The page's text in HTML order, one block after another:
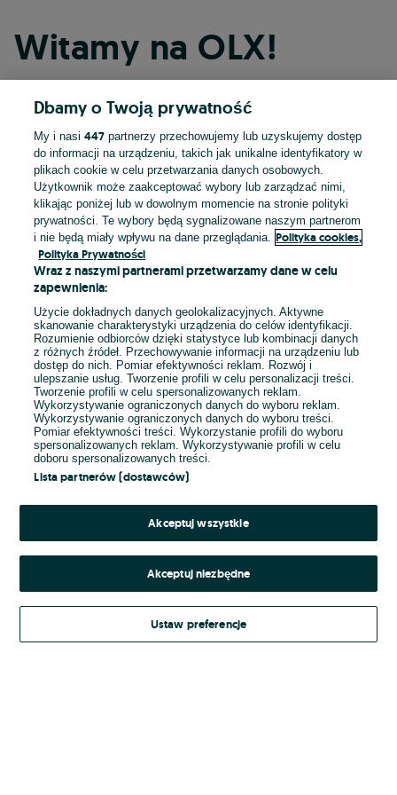
Witamy na OLX!
Kontynuuj przez Facebooka
Kontynuuj przez konto Apple
Kontynuuj przez konto Google
LUB
E-mail
Hasło
Kontynuując za pośrednictwem jednego z dostawców wskazanych powyżej,
Regulamin serwisu OLX.pl w jego aktualnym brzmieniu.
Dbamy o Twoją prywatność
My i nasi447 partnerzy przechowujemy lub uzyskujemy dostęp
do informacji na urządzeniu, takich jak unikalne identyfikatory w
plikach cookie w celu przetwarzania danych osobowych.
Użytkownik może zaakceptować wybory lub zarządzać nimi,
klikając poniżej lub w dowolnym momencie na stronie polityki
prywatności. Te wybory będą sygnalizowane naszym partnerom
i nie będą miały wpływu na dane przeglądania.
Polityka cookies,
Polityka Prywatności
Wraz z naszymi partnerami przetwarzamy dane w celu
zapewnienia:
Użycie dokładnych danych geolokalizacyjnych. Aktywne
skanowanie charakterystyki urządzenia do celów identyfikacji.
Rozumienie odbiorców dzięki statystyce lub kombinacji danych
z różnych źródeł. Przechowywanie informacji na urządzeniu lub
dostęp do nich. Pomiar efektywności reklam. Rozwój i
ulepszanie usług. Tworzenie profili w celu personalizacji treści.
Tworzenie profili w celu spersonalizowanych reklam.
Wykorzystywanie ograniczonych danych do wyboru reklam.
Wykorzystywanie ograniczonych danych do wyboru treści.
Pomiar efektywności treści. Wykorzystanie profili do wyboru
spersonalizowanych reklam. Wykorzystywanie profili w celu
doboru spersonalizowanych treści.
Lista partnerów (dostawców)
Akceptuj wszystkie
Akceptuj niezbędne
Ustaw preferencje